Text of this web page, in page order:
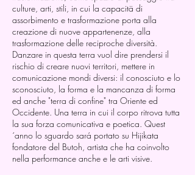
culture, arti, stili, in cui la capacitä di
assorbimento e trasformazione porta alla
creazione di nuove appartenenze, alla
trasformazione delle reciproche diversità.
Danzare in questa terra vuol dire prendersi il
rischio di creare nuovi territori, mettere in
comunicazione mondi diversi: il conosciuto e lo
sconosciuto, la forma e la mancanza di forma
ed anche "terra di confine" tra Oriente ed
Occidente. Una terra in cui il corpo ritrova tutta
la sua forza comunicativa e poetica. Quest
´anno lo sguardo sará portato su Hijikata
fondatore del Butoh, artista che ha coinvolto
nella performance anche e le arti visive.